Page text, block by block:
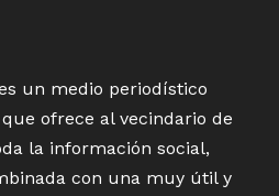
un medio periodístico
ofrece al vecindario de
la información social,
con una muy útil y